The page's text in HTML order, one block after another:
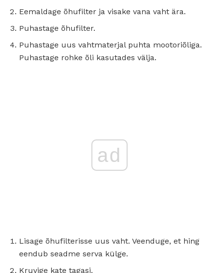
Eemaldage õhufilter ja visake vana vaht ära.
Puhastage õhufilter.
Puhastage uus vahtmaterjal puhta mootoriõliga.
Puhastage rohke õli kasutades välja.
ad
Lisage õhufilterisse uus vaht. Veenduge, et hing
eendub seadme serva külge.
Kruvige kate tagasi.